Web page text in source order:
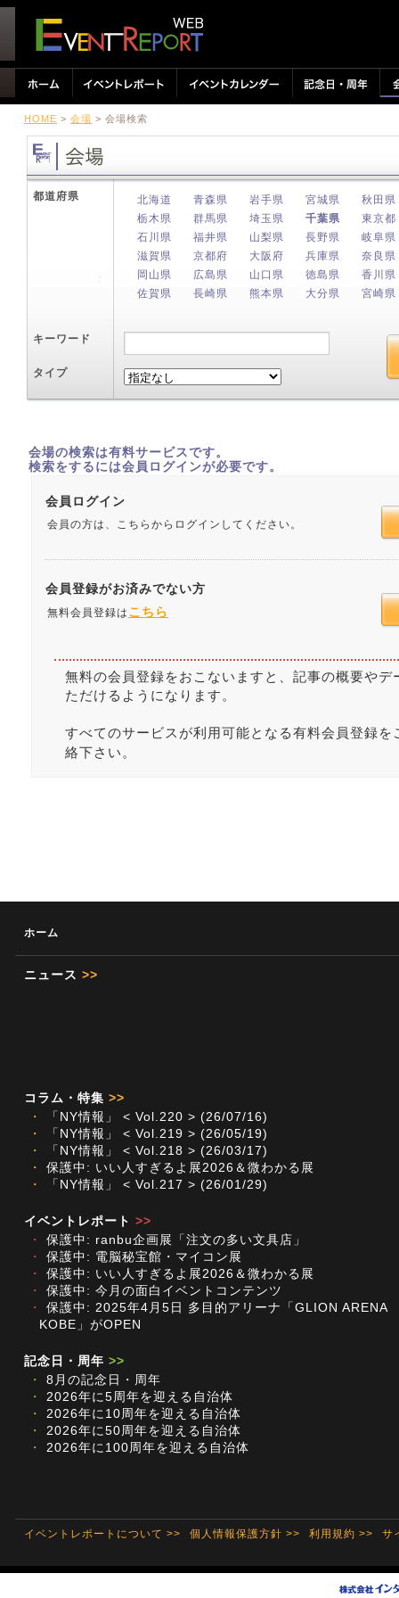
HOME > 会場 > 会場検索
都道府県 北海道 青森県 岩手県 宮城県
秋田県
栃木県
群馬県 埼玉県 千葉県
東京都
石川県
福井県 山梨県 長野県
岐阜県
滋賀県
京都府 大阪府 兵庫県
奈良県
岡山県
広島県 山口県 徳島県
香川県
佐賀県
長崎県 熊本県 大分県 宮崎県
キーワード
タイプ
会場の検索は有料サービスです。
検索をするには会員ログインが必要です。
会員ログイン
会員の方は、こちらからログインしてください。
会員登録がお済みでない方
無料会員登録は こちら
無料の会員登録をおこないますと、記事の概要や
ただけるようになります。
すべてのサービスが利用可能となる有料会員登録を
絡下さい。
ホーム
ニュース >>
コラム・特集 >>
・
「NY情報」 < Vol.220 > (26/07/16)
・
「NY情報」 < Vol.219 > (26/05/19)
・
「NY情報」 < Vol.218 > (26/03/17)
・
保護中: いい人すぎるよ展2026＆微わかる展
・
「NY情報」 < Vol.217 > (26/01/29)
イベントレポート >>
・
保護中: ranbu企画展「注文の多い文具店」
・
保護中: 電脳秘宝館・マイコン展
・
保護中: いい人すぎるよ展2026＆微わかる展
・
保護中: 今月の面白イベントコンテンツ
・
保護中: 2025年4月5日 多目的アリーナ「GLION ARENA
KOBE」がOPEN
記念日・周年 >>
・
8月の記念日・周年
・
2026年に5周年を迎える自治体
・
2026年に10周年を迎える自治体
・
2026年に50周年を迎える自治体
・
2026年に100周年を迎える自治体
イベントレポートについて >> 個人情報保護方針 >> 利用規約 >> サ